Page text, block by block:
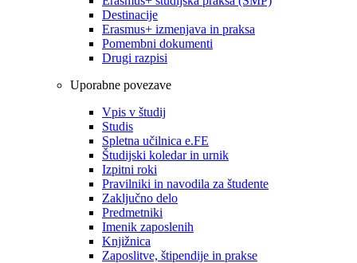
Destinacije
Erasmus+ izmenjava in praksa
Pomembni dokumenti
Drugi razpisi
Uporabne povezave
Vpis v študij
Studis
Spletna učilnica e.FE
Študijski koledar in urnik
Izpitni roki
Pravilniki in navodila za študente
Zaključno delo
Predmetniki
Imenik zaposlenih
Knjižnica
Zaposlitve, štipendije in prakse